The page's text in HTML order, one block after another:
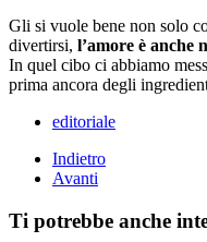
Gli si vuole bene non solo
divertirsi, l’amore è anche
In quel cibo ci abbiamo
prima ancora degli
editoriale
Indietro
Avanti
Ti potrebbe anche